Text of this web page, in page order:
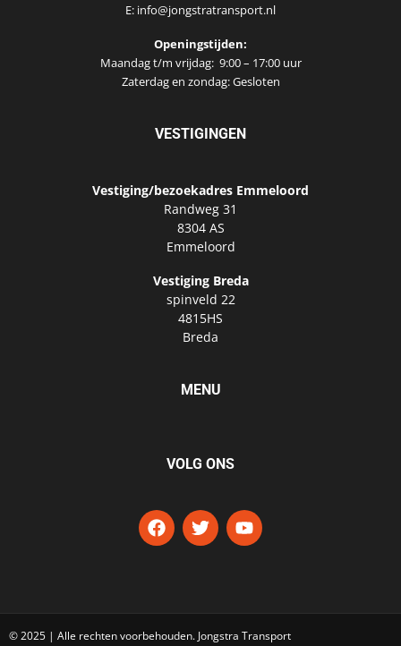
E: info@jongstratransport.nl
Openingstijden:
Maandag t/m vrijdag: 9:00 – 17:00 uur
Zaterdag en zondag: Gesloten
VESTIGINGEN
Vestiging/bezoekadres Emmeloord
Randweg 31
8304 AS
Emmeloord
Vestiging Breda
spinveld 22
4815HS
Breda
MENU
VOLG ONS
© 2025 | Alle rechten voorbehouden. Jongstra Transport